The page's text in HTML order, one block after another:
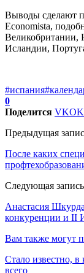
Выводы сделают
Economista,
Великобритании,
Исландии,
#испания
0
Поделится VK
Предыдущая
После каких
Следующая запись
Анастасия
конкуренции и II
Вам также могут
Стало известно,
всего